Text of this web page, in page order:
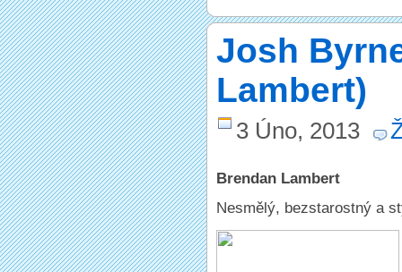
Josh
Lambert)
3 Úno, 2013
Brendan Lambert
Nesmělý, bezstarostný a